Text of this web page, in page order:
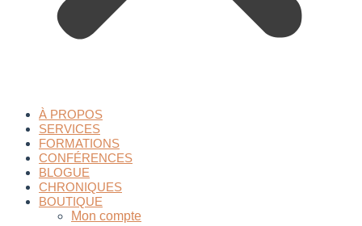
À PROPOS
SERVICES
FORMATIONS
CONFÉRENCES
BLOGUE
CHRONIQUES
BOUTIQUE
Mon compte